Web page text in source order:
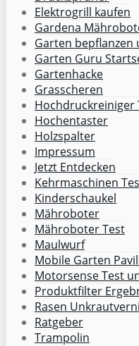
Elektrogrill kaufen
Gardena
Garten bepflanzen
Garten Guru
Gartenhacke
Grasscheren
Hochdruckreiniger
Hochentaster
Holzspalter
Impressum
Jetzt Entdecken
Kehrmaschinen
Kinderschaukel
Mähroboter
Mähroboter Test
Maulwurf
Mobile Garten
Motorsense Test
Produktfilter
Rasen
Ratgeber
Trampolin